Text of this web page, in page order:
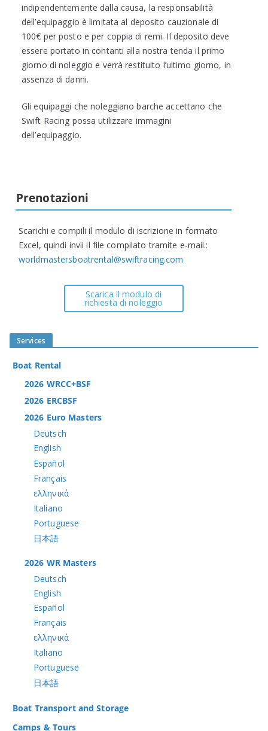
indipendentemente dalla causa, la responsabilità
dell’equipaggio è limitata al deposito cauzionale di
100€ per posto e per coppia di remi. Il deposito deve
essere portato in contanti alla nostra tenda il primo
giorno di noleggio e verrà restituito l’ultimo giorno, in
assenza di danni.
Gli equipaggi che noleggiano barche accettano che
Swift Racing possa utilizzare immagini
dell’equipaggio.
Prenotazioni
Scarichi e compili il modulo di iscrizione in formato
Excel, quindi invii il file compilato tramite e-mail.:
worldmastersboatrental@swiftracing.com
Scarica il modulo di
richiesta di noleggio
Services
Boat Rental
2026 WRCC+BSF
2026 ERCBSF
2026 Euro Masters
Deutsch
English
Español
Français
ελληνικά
Italiano
Portuguese
日本語
2026 WR Masters
Deutsch
English
Español
Français
ελληνικά
Italiano
Portuguese
日本語
Boat Transport and Storage
Camps & Tours